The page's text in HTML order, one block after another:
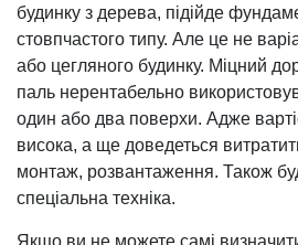
будинку з дерева, підійде
стовпчастого типу. Але це не
або цегляного будинку. Міцний
паль нерентабельно
один або два поверхи. Адже
висока, а ще доведеться
монтаж, розвантаження. Також
спеціальна техніка.